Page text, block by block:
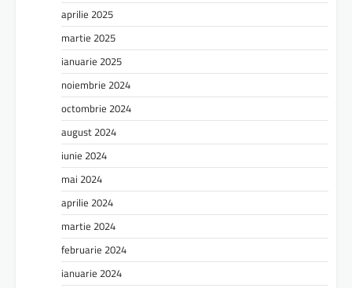
aprilie 2025
martie 2025
ianuarie 2025
noiembrie 2024
octombrie 2024
august 2024
iunie 2024
mai 2024
aprilie 2024
martie 2024
februarie 2024
ianuarie 2024